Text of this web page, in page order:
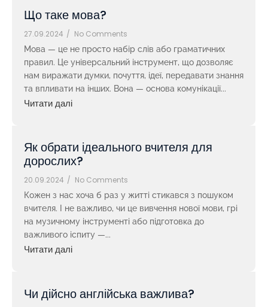
Що таке мова?
27.09.2024 / No Comments
Мова — це не просто набір слів або граматичних
правил. Це універсальний інструмент, що дозволяє
нам виражати думки, почуття, ідеї, передавати знання
та впливати на інших. Вона — основа комунікації...
Читати далі
Як обрати ідеального вчителя для
дорослих?
20.09.2024 / No Comments
Кожен з нас хоча б раз у житті стикався з пошуком
вчителя. І не важливо, чи це вивчення нової мови, грі
на музичному інструменті або підготовка до
важливого іспиту —...
Читати далі
Чи дійсно англійська важлива?